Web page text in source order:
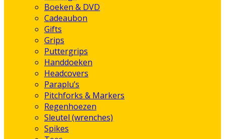
Boeken & DVD
Cadeaubon
Gifts
Grips
Puttergrips
Handdoeken
Headcovers
Paraplu’s
Pitchforks & Markers
Regenhoezen
Sleutel (wrenches)
Spikes